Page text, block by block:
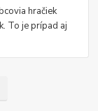
hračiek
To je prípad aj